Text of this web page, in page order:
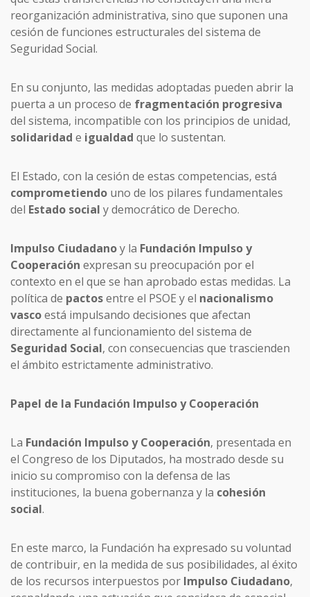
reorganización administrativa, sino que suponen una
cesión de funciones estructurales del sistema de
Seguridad Social.
En su conjunto, las medidas adoptadas pueden abrir la
puerta a un proceso de fragmentación progresiva
del sistema, incompatible con los principios de unidad,
solidaridad e igualdad que lo sustentan.
El Estado, con la cesión de estas competencias, está
comprometiendo uno de los pilares fundamentales
del Estado social y democrático de Derecho.
Impulso Ciudadanoy la Fundación Impulso y
Cooperación expresan su preocupación por el
contexto en el que se han aprobado estas medidas. La
política de pactosentre el PSOE y el nacionalismo
vascoestá impulsando decisiones que afectan
directamente al funcionamiento del sistema de
Seguridad Social, con consecuencias que trascienden
el ámbito estrictamente administrativo.
Papel de la Fundación Impulso y Cooperación
La Fundación Impulso y Cooperación, presentada en
el Congreso de los Diputados, ha mostrado desde su
inicio su compromiso con la defensa de las
instituciones, la buena gobernanza y la cohesión
social.
En este marco, la Fundación ha expresado su voluntad
de contribuir, en la medida de sus posibilidades, al éxito
de los recursos interpuestos por Impulso Ciudadano,